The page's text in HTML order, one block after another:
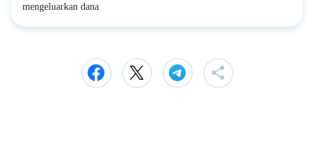
mengeluarkan dana